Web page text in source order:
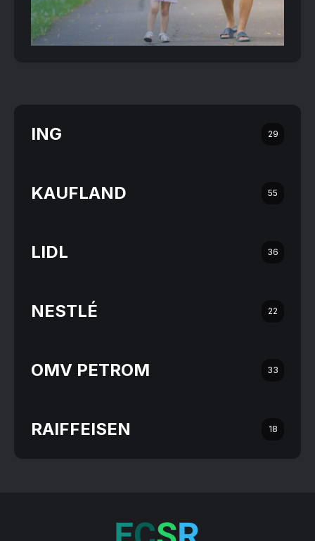
ING 29
KAUFLAND 55
LIDL 36
NESTLÉ 22
OMV PETROM 33
RAIFFEISEN 18